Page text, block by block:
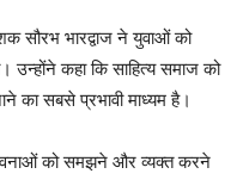
सौरभ भारद्वाज ने युवाओं को
उन्होंने कहा कि साहित्य समाज को
सबसे प्रभावी माध्यम है।
को समझने और व्यक्त करने